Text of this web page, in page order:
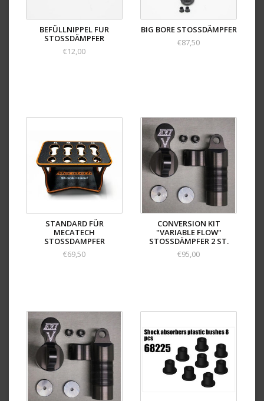
BEFÜLLNIPPEL FUR
STOSSDÄMPFER
€12,00
BIG BORE STOSSDÄMPFER
€87,50
STANDARD FÜR
MECATECH
STOSSDAMPFER
€69,50
CONVERSION KIT
"VARIABLE FLOW"
STOSSDÄMPFER 2 ST.
€95,00